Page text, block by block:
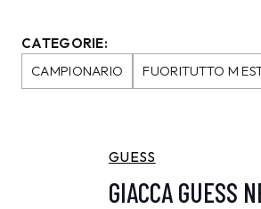
CATEGORIE:
CAMPIONARIO
FUORITUTTO M
GUESS
GIACCA GUESS